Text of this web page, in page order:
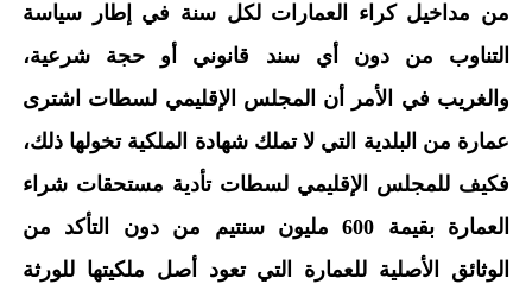
من مداخيل كراء العمارات لكل سنة في إطار سياسة
التناوب من دون أي سند قانوني أو حجة شرعية،
والغريب في الأمر أن المجلس الإقليمي لسطات اشترى
عمارة من البلدية التي لا تملك شهادة الملكية تخولها ذلك،
فكيف للمجلس الإقليمي لسطات تأدية مستحقات شراء
العمارة بقيمة 600 مليون سنتيم من دون التأكد من
الوثائق الأصلية للعمارة التي تعود أصل ملكيتها للورثة